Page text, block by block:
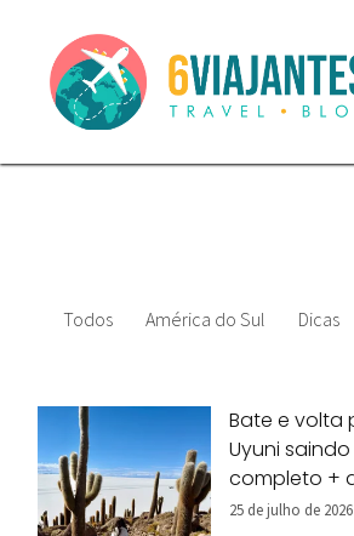
Todos América do Sul Dicas
Bate e volta
Uyuni
completo +
25 de julho de 2026